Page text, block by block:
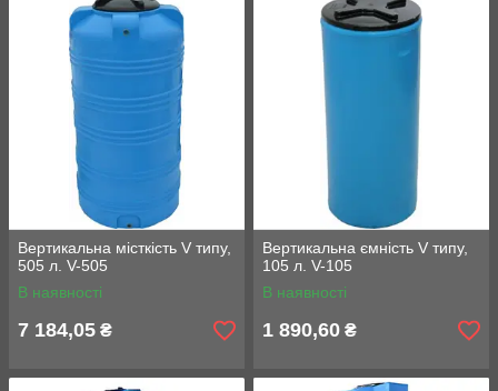
Вертикальна місткість V типу,
505 л. V-505
В наявності
7 184,05 ₴
Вертикальна ємність V типу,
105 л. V-105
В наявності
1 890,60 ₴